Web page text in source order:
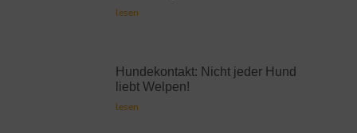
lesen
Hundekontakt: Nicht jeder Hund
liebt Welpen!
lesen